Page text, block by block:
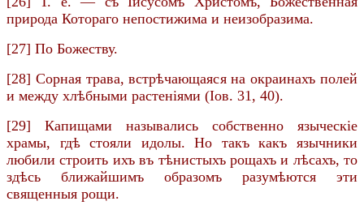
природа Котораго непостижима и неизобразима.
[27] По Божеству.
[28] Сорная трава, встрѣчающаяся на окраинахъ полей
и между хлѣбными растеніями (Іов. 31, 40).
[29] Капищами назывались собственно языческіе
храмы, гдѣ стояли идолы. Но такъ какъ язычники
любили строить ихъ въ тѣнистыхъ рощахъ и лѣсахъ, то
здѣсь ближайшимъ образомъ разумѣются эти
священныя рощи.